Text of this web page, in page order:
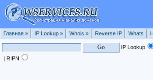
Главная» IP Lookup» Whois » Reverse IP Whats
IP Lookup
| RIPN